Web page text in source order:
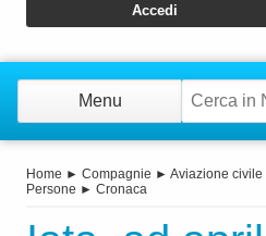
Menu
Home ► Compagnie ► Aviazione civile
Persone ► Cronaca